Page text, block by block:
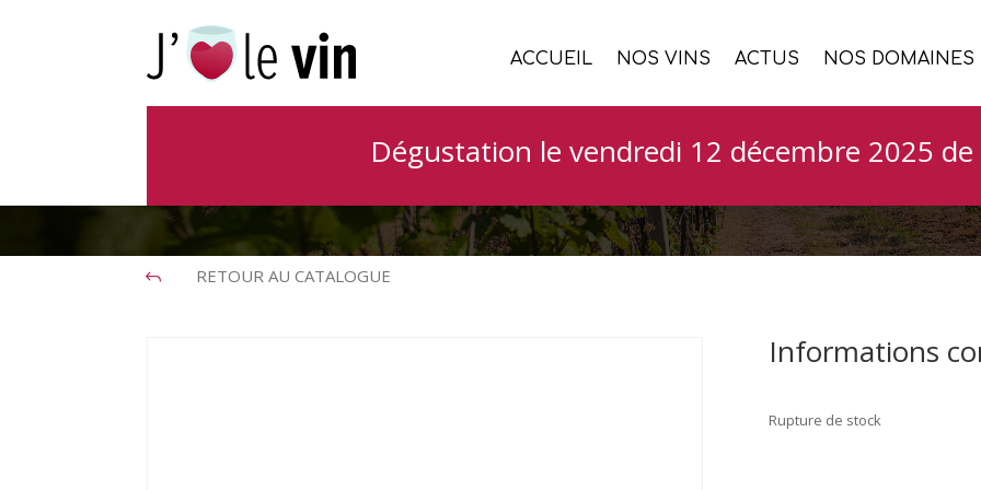
ACCUEIL NOS VINS ACTUS NOS DOMAINES
Dégustation le vendredi 12 décembre 2025 de
Réthoré Davy, IGP Val de Loire
J RETOUR AU CATALOGUE
Informations
Rupture de stock